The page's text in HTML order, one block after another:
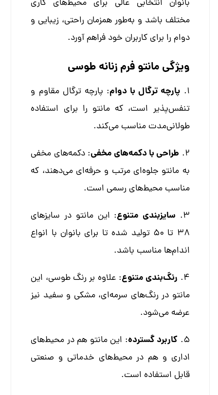
بانوان انتخابی عالی برای محیط‌های کاری
مختلف باشد و به‌طور همزمان راحتی، زیبایی و
دوام را برای کاربران خود فراهم آورد.
ویژگی مانتو فرم زنانه طوسی
۱. پارچه ترگال با دوام: پارچه ترگال مقاوم و
تنفس‌پذیر است، که مانتو را برای استفاده
طولانی‌مدت مناسب می‌کند.
۲. طراحی با دکمه‌های مخفی: دکمه‌های مخفی
به مانتو جلوه‌ای مرتب و حرفه‌ای می‌دهند، که
مناسب محیط‌های رسمی است.
۳. سایزبندی متنوع: این مانتو در سایزهای
۳۸ تا ۵۰ تولید شده تا برای بانوان با انواع
اندام‌ها مناسب باشد.
۴. رنگ‌بندی متنوع: علاوه بر رنگ طوسی، این
مانتو در رنگ‌های سرمه‌ای، مشکی و سفید نیز
عرضه می‌شود.
۵. کاربرد گسترده: این مانتو هم در محیط‌های
اداری و هم در محیط‌های خدماتی و صنعتی
قابل استفاده است.